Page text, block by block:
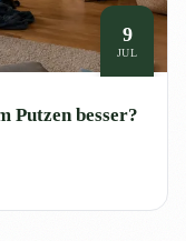
9
JUL
Putzen besser?